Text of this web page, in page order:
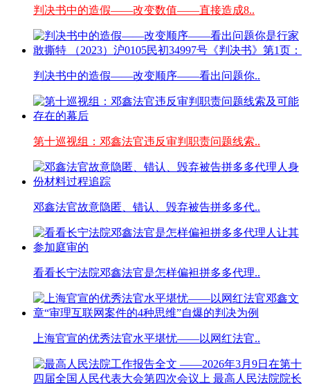
判决书中的造假——改变数值——直接造成8..
判决书中的造假——改变顺序——看出问题你..
第十巡视组：邓鑫法官违反审判职责问题线索..
邓鑫法官故意隐匿、错认、毁弃被告拼多多代..
看看长宁法院邓鑫法官是怎样偏袒拼多多代理..
上海官宣的优秀法官水平堪忧——以网红法官..